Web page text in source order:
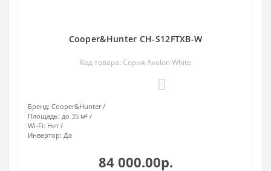
Cooper&Hunter CH-S12FTXB-W
Код товара: Cерия Avalon White
Бренд: Cooper&Hunter
Площадь: до 35 м²
Wi-Fi: Нет
Инвертор: Да
84 000.00р.